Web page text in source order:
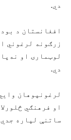
دي.
افغانستان د
زرګونه لرغوني
لوټمارۍ او
دي.
لرغونپوهان
او فرهنګي
ساتنې لپاره